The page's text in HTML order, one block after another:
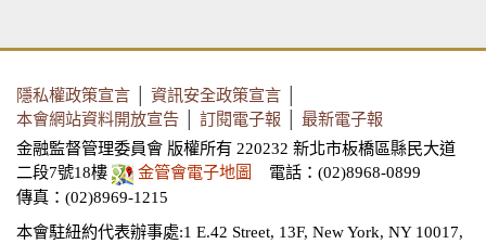
隱私權政策宣言 資訊安全政策宣言
本會網站資料開放宣告
訂閱電子報
最新電子報
金融監督管理委員會 版權所有 220232 新北市板橋區縣民大道
二段7號18樓
金管會電子地圖
電話：(02)8968-0899
傳真：(02)8969-1215
本會駐紐約代表辦事處:1 E.42 Street, 13F, New York, NY 10017,